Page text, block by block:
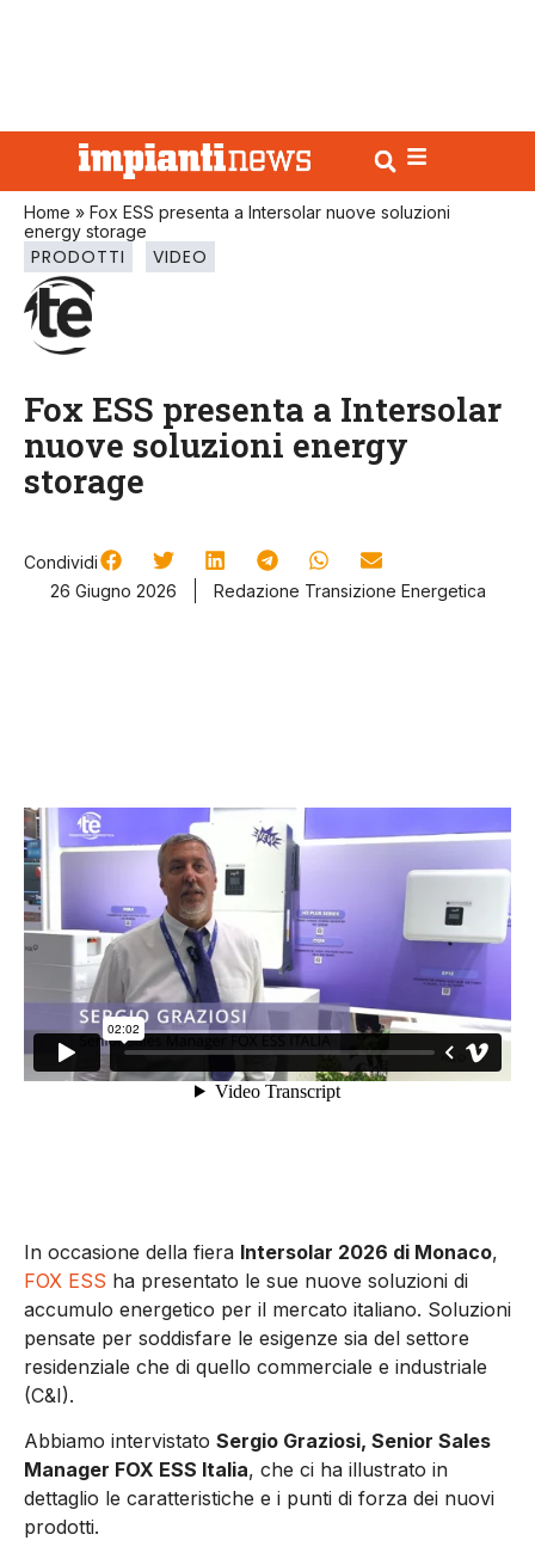
Home » Fox ESS presenta a Intersolar nuove soluzioni
energy storage
PRODOTTI VIDEO
Fox ESS presenta a Intersolar
nuove soluzioni energy
storage
Condividi
26 Giugno 2026
Redazione Transizione Energetica
In occasione della fiera Intersolar 2026 di Monaco,
FOX ESS ha presentato le sue nuove soluzioni di
accumulo energetico per il mercato italiano. Soluzioni
pensate per soddisfare le esigenze sia del settore
residenziale che di quello commerciale e industriale
(C&I).
Abbiamo intervistato Sergio Graziosi, Senior Sales
Manager FOX ESS Italia, che ci ha illustrato in
dettaglio le caratteristiche e i punti di forza dei nuovi
prodotti.